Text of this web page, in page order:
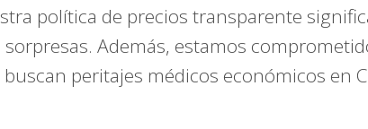
política de precios transparente
Además, estamos
peritajes médicos económicos en